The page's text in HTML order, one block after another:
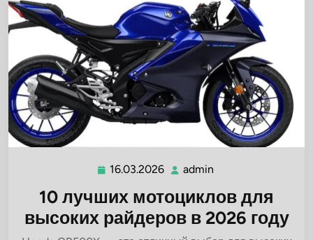
16.03.2026 16.03.2026
admin
10 лучших мотоциклов для
высоких райдеров в 2026 году